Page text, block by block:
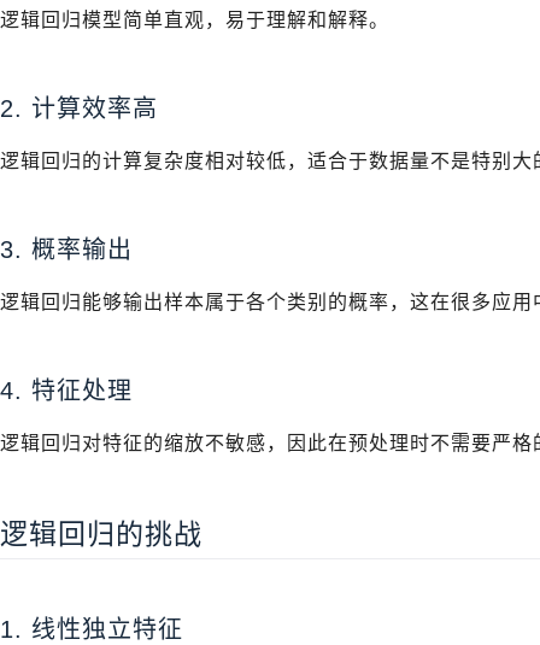
逻辑回归模型简单直观，易于理解和解释。
2. 计算效率高
逻辑回归的计算复杂度相对较低，适合于数据量不是特别大
3. 概率输出
逻辑回归能够输出样本属于各个类别的概率，这在很多应用
4. 特征处理
逻辑回归对特征的缩放不敏感，因此在预处理时不需要严格
逻辑回归的挑战
1. 线性独立特征